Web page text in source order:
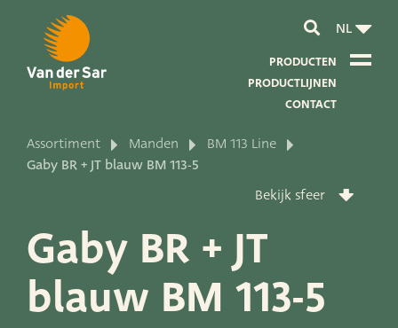
NL
PRODUCTEN
PRODUCTLIJNEN
CONTACT
Over van der Sar Import
Over onze duurzaamheid
Over onze visie en missie
Assortiment Manden
BM 113 Line
Gaby BR + JT blauw BM 113-5
Bekijk sfeer
Gaby BR + JT
blauw BM 113-5